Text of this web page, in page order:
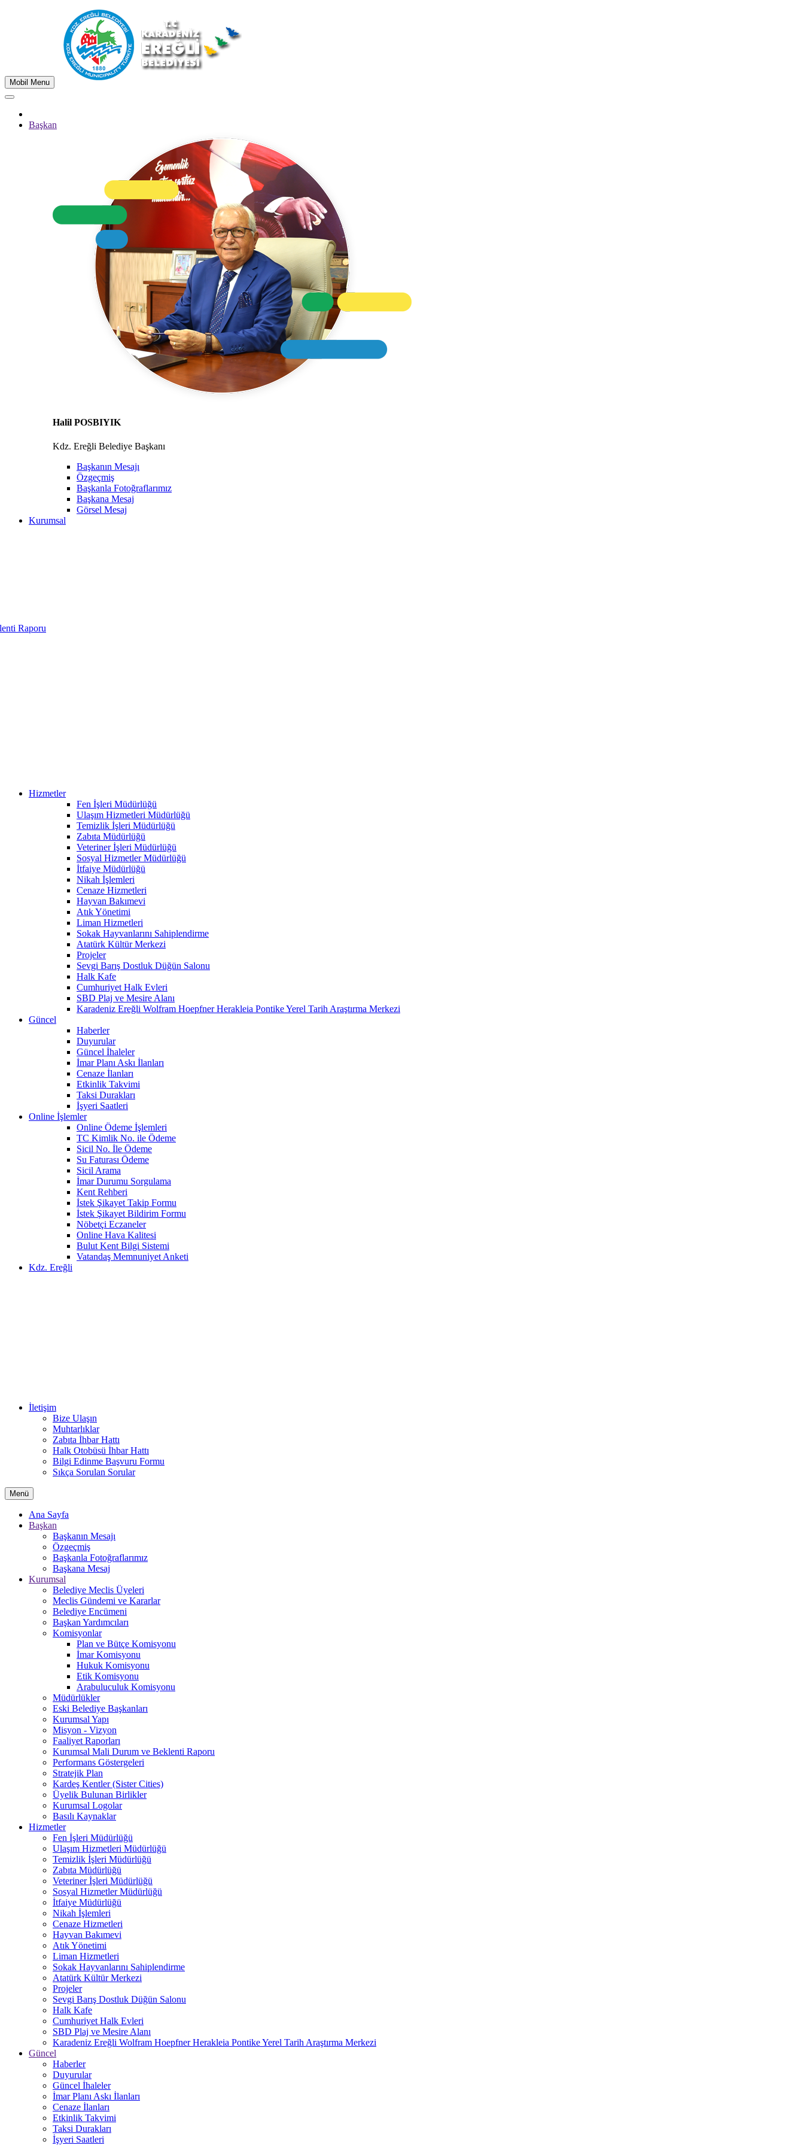
Mobil Menu
Başkan
Halil POSBIYIK
Kdz. Ereğli Belediye Başkanı
Başkanın Mesajı
Özgeçmiş
Başkanla Fotoğraflarımız
Başkana Mesaj
Görsel Mesaj
Kurumsal
Raporu
Hizmetler
Fen İşleri Müdürlüğü
Ulaşım Hizmetleri Müdürlüğü
Temizlik İşleri Müdürlüğü
Zabıta Müdürlüğü
Veteriner İşleri Müdürlüğü
Sosyal Hizmetler Müdürlüğü
İtfaiye Müdürlüğü
Nikah İşlemleri
Cenaze Hizmetleri
Hayvan Bakımevi
Atık Yönetimi
Liman Hizmetleri
Sokak Hayvanlarını Sahiplendirme
Atatürk Kültür Merkezi
Projeler
Sevgi Barış Dostluk Düğün Salonu
Halk Kafe
Cumhuriyet Halk Evleri
SBD Plaj ve Mesire Alanı
Karadeniz Ereğli Wolfram Hoepfner Herakleia Pontike Yerel Tarih Araştırma Merkezi
Güncel
Haberler
Duyurular
Güncel İhaleler
İmar Planı Askı İlanları
Cenaze İlanları
Etkinlik Takvimi
Taksi Durakları
İşyeri Saatleri
Online İşlemler
Online Ödeme İşlemleri
TC Kimlik No. ile Ödeme
Sicil No. İle Ödeme
Su Faturası Ödeme
Sicil Arama
İmar Durumu Sorgulama
Kent Rehberi
İstek Şikayet Takip Formu
İstek Şikayet Bildirim Formu
Nöbetçi Eczaneler
Online Hava Kalitesi
Bulut Kent Bilgi Sistemi
Vatandaş Memnuniyet Anketi
Kdz. Ereğli
İletişim
Bize Ulaşın
Muhtarlıklar
Zabıta İhbar Hattı
Halk Otobüsü İhbar Hattı
Bilgi Edinme Başvuru Formu
Sıkça Sorulan Sorular
Menü
Ana Sayfa
Başkan
Başkanın Mesajı
Özgeçmiş
Başkanla Fotoğraflarımız
Başkana Mesaj
Kurumsal
Belediye Meclis Üyeleri
Meclis Gündemi ve Kararlar
Belediye Encümeni
Başkan Yardımcıları
Komisyonlar
Plan ve Bütçe Komisyonu
İmar Komisyonu
Hukuk Komisyonu
Etik Komisyonu
Arabuluculuk Komisyonu
Müdürlükler
Eski Belediye Başkanları
Kurumsal Yapı
Misyon - Vizyon
Faaliyet Raporları
Kurumsal Mali Durum ve Beklenti Raporu
Performans Göstergeleri
Stratejik Plan
Kardeş Kentler (Sister Cities)
Üyelik Bulunan Birlikler
Kurumsal Logolar
Basılı Kaynaklar
Hizmetler
Fen İşleri Müdürlüğü
Ulaşım Hizmetleri Müdürlüğü
Temizlik İşleri Müdürlüğü
Zabıta Müdürlüğü
Veteriner İşleri Müdürlüğü
Sosyal Hizmetler Müdürlüğü
İtfaiye Müdürlüğü
Nikah İşlemleri
Cenaze Hizmetleri
Hayvan Bakımevi
Atık Yönetimi
Liman Hizmetleri
Sokak Hayvanlarını Sahiplendirme
Atatürk Kültür Merkezi
Projeler
Sevgi Barış Dostluk Düğün Salonu
Halk Kafe
Cumhuriyet Halk Evleri
SBD Plaj ve Mesire Alanı
Karadeniz Ereğli Wolfram Hoepfner Herakleia Pontike Yerel Tarih Araştırma Merkezi
Güncel
Haberler
Duyurular
Güncel İhaleler
İmar Planı Askı İlanları
Cenaze İlanları
Etkinlik Takvimi
Taksi Durakları
İşyeri Saatleri